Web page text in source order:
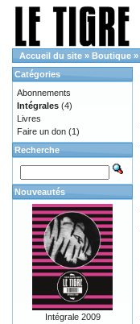
Accueil du site » Boutique »
Catégories
Abonnements
Intégrales (4)
Livres
Faire un don (1)
Recherche
Nouveautés
Intégrale 2009